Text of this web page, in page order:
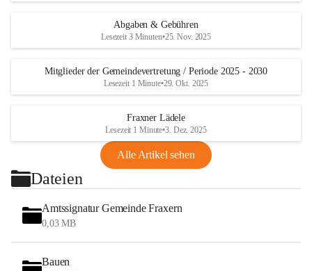
Abgaben & Gebühren
Lesezeit 3 Minuten•25. Nov. 2025
Mitglieder der Gemeindevertretung / Periode 2025 - 2030
Lesezeit 1 Minute•29. Okt. 2025
Fraxner Lädele
Lesezeit 1 Minute•3. Dez. 2025
Alle Artikel sehen
Dateien
Amtssignatur Gemeinde Fraxern
0,03 MB
Bauen